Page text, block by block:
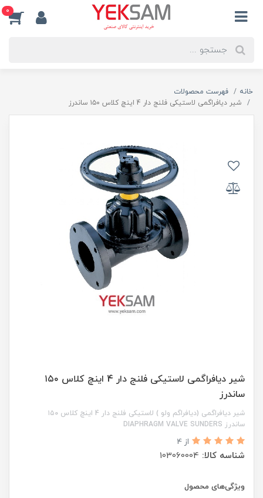
0
خانه
فهرست محصولات
شیر دیافراگمی لاستیکی فلنج دار 4 اینچ کلاس ۱۵۰ ساندرز
شیر دیافراگمی لاستیکی فلنج دار 4 اینچ کلاس ۱۵۰
ساندرز
شیر دیافراگمی (دیافراگم ولو ) لاستیکی فلنج دار 4 اینچ کلاس ۱۵۰
ساندرز DIAPHRAGM VALVE SUNDERS
از 4
شناسه کالا: 103060004
ویژگی‌های محصول